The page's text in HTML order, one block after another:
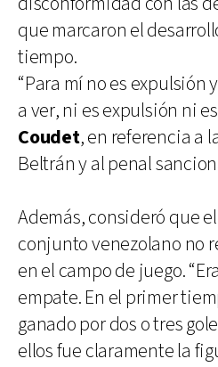
que marcaron el
tiempo.
“Para mí no es expulsión
a ver, ni es expulsión ni
Coudet, en referencia a
Beltrán y al penal
Además, consideró que
conjunto venezolano no
en el campo de juego.
empate. En el primer
ganado por dos o tres
ellos fue claramente la